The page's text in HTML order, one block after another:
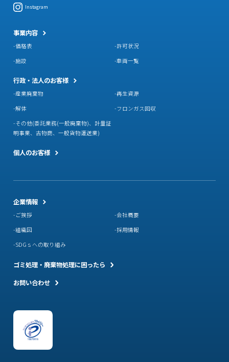
Instagram
事業内容
価格表
許可状況
施設
車両一覧
行政・法人のお客様
産業廃棄物
再生資源
解体
フロンガス回収
その他(委託業務(一般廃棄物)、計量証
明事業、古物商、一般貨物運送業)
個人のお客様
企業情報
ご挨拶
会社概要
組織図
採用情報
SDGｓへの取り組み
ゴミ処理・廃棄物処理に困ったら
お問い合わせ